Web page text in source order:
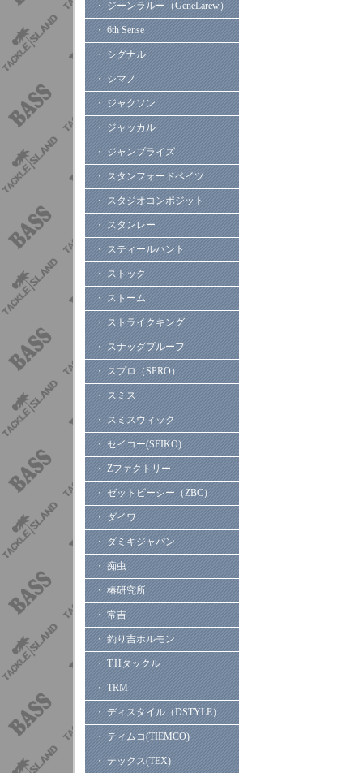
・ ジーンラルー（GeneLarew）
・ 6th Sense
・ シグナル
・ シマノ
・ ジャクソン
・ ジャッカル
・ ジャンプライズ
・ スタンフォードベイツ
・ スタジオコンポジット
・ スタンレー
・ スティールハント
・ ストック
・ ストーム
・ ストライクキング
・ スナッグプルーフ
・ スプロ（SPRO）
・ スミス
・ スミスウィック
・ セイコー(SEIKO)
・ Zファクトリー
・ ゼットビーシー（ZBC）
・ ダイワ
・ ダミキジャパン
・ 痴虫
・ 椿研究所
・ 常吉
・ 釣り吉ホルモン
・ T.Hタックル
・ TRM
・ ディスタイル（DSTYLE）
・ ティムコ(TIEMCO)
・ テックス(TEX)